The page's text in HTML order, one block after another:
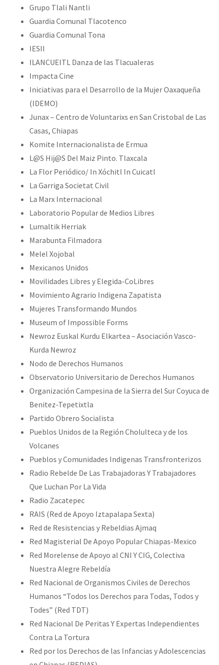
Grupo Tlali Nantli
Guardia Comunal Tlacotenco
Guardia Comunal Tona
IESII
ILANCUEITL Danza de las Tlacualeras
Impacta Cine
Iniciativas para el Desarrollo de la Mujer Oaxaqueña
(IDEMO)
Junax – Centro de Voluntarixs en San Cristobal de Las
Casas, Chiapas
Komite Internacionalista de Ermua
L@S Hij@S Del Maiz Pinto. Tlaxcala
La Flor Periódico/ In Xóchitl In Cuicatl
La Garriga Societat Civil
La Marx Internacional
Laboratorio Popular de Medios Libres
Lumaltik Herriak
Marabunta Filmadora
Melel Xojobal
Mexicanos Unidos
Movilidades Libres y Elegida-CoLibres
Movimiento Agrario Indigena Zapatista
Mujeres Transformando Mundos
Museum of Impossible Forms
Newroz Euskal Kurdu Elkartea – Asociación Vasco-
Kurda Newroz
Nodo de Derechos Humanos
Observatorio Universitario de Derechos Humanos
Organización Campesina de la Sierra del Sur Coyuca de
Benitez-Tepetixtla
Partido Obrero Socialista
Pueblos Unidos de la Región Cholulteca y de los
Volcanes
Pueblos y Comunidades Indigenas Transfronterizos
Radio Rebelde De Las Trabajadoras Y Trabajadores
Que Luchan Por La Vida
Radio Zacatepec
RAIS (Red de Apoyo Iztapalapa Sexta)
Red de Resistencias y Rebeldias Ajmaq
Red Magisterial De Apoyo Popular Chiapas-Mexico
Red Morelense de Apoyo al CNI Y CIG, Colectiva
Nuestra Alegre Rebeldía
Red Nacional de Organismos Civiles de Derechos
Humanos “Todos los Derechos para Todas, Todos y
Todes” (Red TDT)
Red Nacional De Peritas Y Expertas Independientes
Contra La Tortura
Red por los Derechos de las Infancias y Adolescencias